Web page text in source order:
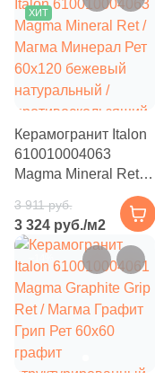
Антрацитовый (82)
82
Белый (82)
Графит (82)
Зеленый (82)
Золотой (82)
Капучино (82)
Каштановый (82
ХИТ
Керамогранит Italon
610010004063
Magma Mineral Ret /
Магма Минерал Рет
60x120 бежевый
натуральный /
противоскользящий
под камень
3 911 руб.
3 324 руб./м2